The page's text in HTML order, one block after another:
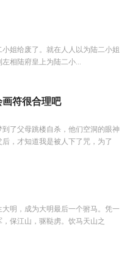
姐给废了。就在人人以为陆二小姐
相陆府皇上为陆二小...
符很合理吧
了父母跳楼自杀，他们空洞的眼神
，才知道我是被人下了咒，为了
明，成为大明最后一个驸马。凭一
保江山，驱鞑虏。饮马天山之